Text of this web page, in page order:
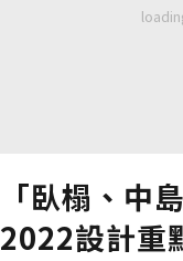
「臥榻、中
2022設計重